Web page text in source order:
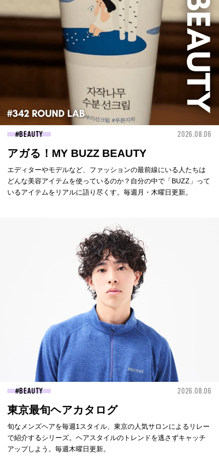
BEAUTY 2026.08.06
アガる！MY BUZZ BEAUTY
エディターやモデルなど、ファッションの最前線にいる人たちは
どんな美容アイテムを使っているのか？自分の中で「BUZZ」って
いるアイテムをリアルに語り尽くす。毎週月・木曜日更新。
BEAUTY 2026.08.06
東京最旬ヘアカタログ
旬なメンズヘアを毎週1スタイル、東京の人気サロンによるリレー
で紹介するシリーズ。ヘアスタイルのトレンドを逃さずキャッチ
アップしよう。毎週木曜日更新。